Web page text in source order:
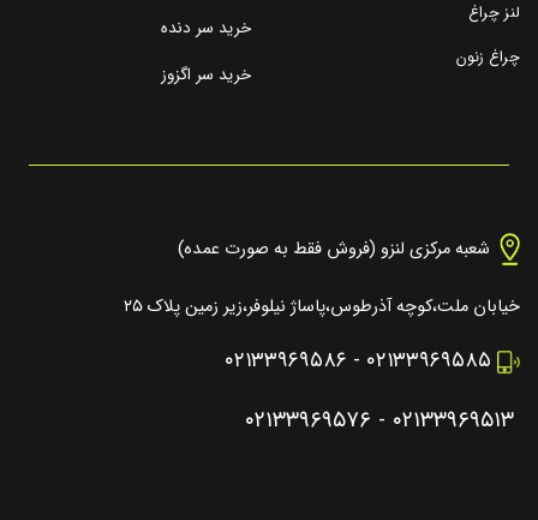
لنز چراغ
چراغ زنون
خرید سر دنده
خرید سر اگزوز
شعبه مرکزی لنزو (فروش فقط به صورت عمده)
خیابان ملت،کوچه آذرطوس،پاساژ نیلوفر،زیر زمین پلاک ۲۵
۰۲۱۳۳۹۶۹۵۸۵ - ۰۲۱۳۳۹۶۹۵۸۶
۰۲۱۳۳۹۶۹۵۱۳ - ۰۲۱۳۳۹۶۹۵۷۶